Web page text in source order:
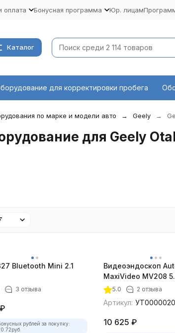
оплата Бонусная программа Юр. лицам
Каталог
для корректировки пробега
по марке и модели авто Geely
для Geely
Bluetooth Mini 2.1
3 отзыва
₽
рублей за покупку:
руб.
Видеоэндоскоп
MaxiVideo MV208
5.0 2 отзыва
Артикул:
10 625 ₽